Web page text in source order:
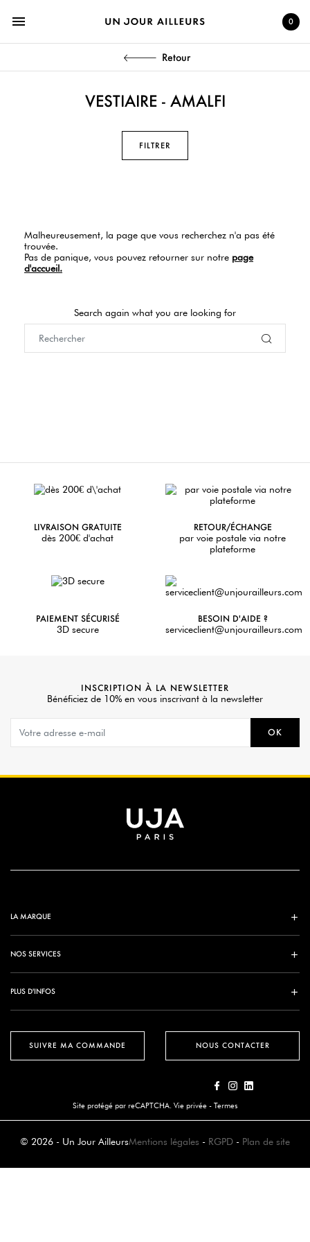
menu 0
Retour
VESTIAIRE - AMALFI
FILTRER
Malheureusement, la page que vous recherchez n'a pas été
trouvée.
Pas de panique, vous pouvez retourner sur notre page
d'accueil.
Search again what you are looking for
LIVRAISON GRATUITE
dès 200€ d'achat
RETOUR/ÉCHANGE
par voie postale via notre
plateforme
PAIEMENT SÉCURISÉ
3D secure
BESOIN D'AIDE ?
serviceclient@unjourailleurs.com
INSCRIPTION À LA NEWSLETTER
Bénéficiez de 10% en vous inscrivant à la newsletter
OK
SUIVRE MA COMMANDE
LA MARQUE
NOS SERVICES
PLUS D'INFOS
NOUS CONTACTER
Site protégé par reCAPTCHA. Vie privée - Termes
© 2026 - Un Jour AilleursMentions légales - RGPD - Plan de site